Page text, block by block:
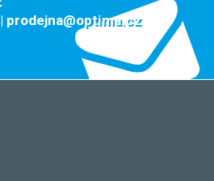
| prodejna@optima.cz